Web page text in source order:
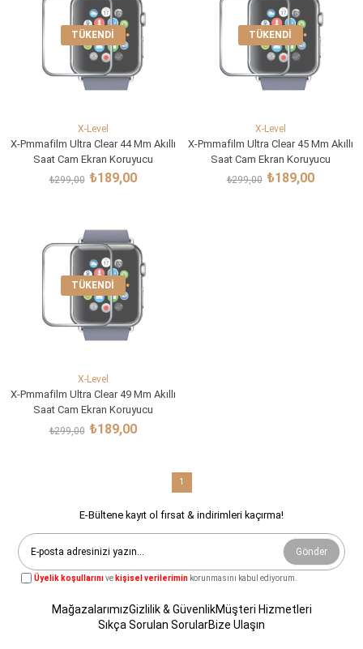
TÜKENDI
X-Level
X-Pmmafilm Ultra Clear 44 Mm Akıllı
Saat Cam Ekran Koruyucu
₺189,00
₺299,00
TÜKENDI
X-Level
X-Pmmafilm Ultra Clear 45 Mm Akıllı
Saat Cam Ekran Koruyucu
₺189,00
₺299,00
TÜKENDI
X-Level
X-Pmmafilm Ultra Clear 49 Mm Akıllı
Saat Cam Ekran Koruyucu
₺189,00
₺299,00
1
E-Bültene kayıt ol fırsat & indirimleri kaçırma!
Gönder
Üyelik koşullarınıve kişisel verilerimin korunmasını kabul ediyorum.
MağazalarımızGizlilik & GüvenlikMüşteri Hizmetleri
Sıkça Sorulan SorularBize Ulaşın